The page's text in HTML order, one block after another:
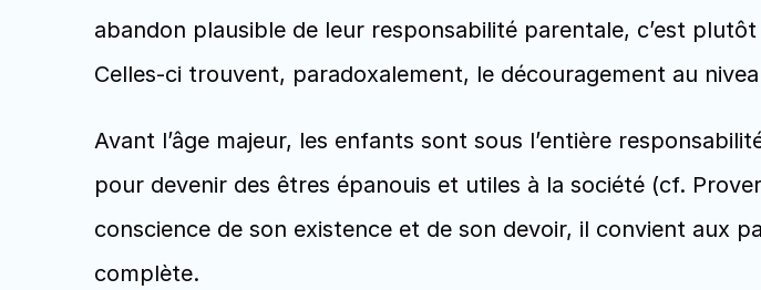
abandon plausible de leur responsabilité parentale, c’est
Celles-ci trouvent, paradoxalement, le découragement au
Avant l’âge majeur, les enfants sont sous l’entière
pour devenir des êtres épanouis et utiles à la société (cf.
conscience de son existence et de son devoir, il convient aux
complète.